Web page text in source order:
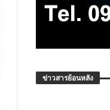
ข่าวสารย้อนหลัง